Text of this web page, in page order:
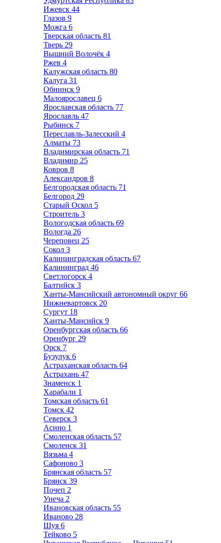
Ижевск 44
Глазов 9
Можга 6
Тверская область 81
Тверь 29
Вышний Волочёк 4
Ржев 4
Калужская область 80
Калуга 31
Обнинск 9
Малоярославец 6
Ярославская область 77
Ярославль 47
Рыбинск 7
Переславль-Залесский 4
Алматы 73
Владимирская область 71
Владимир 25
Ковров 8
Александров 8
Белгородская область 71
Белгород 29
Старый Оскол 5
Строитель 3
Вологодская область 69
Вологда 26
Череповец 25
Сокол 3
Калининградская область 67
Калининград 46
Светлогорск 4
Балтийск 3
Ханты-Мансийский автономный округ 66
Нижневартовск 20
Сургут 18
Ханты-Мансийск 9
Оренбургская область 66
Оренбург 29
Орск 7
Бузулук 6
Астраханская область 64
Астрахань 47
Знаменск 1
Харабали 1
Томская область 61
Томск 42
Северск 3
Асино 1
Смоленская область 57
Смоленск 31
Вязьма 4
Сафоново 3
Брянская область 57
Брянск 39
Почеп 2
Унеча 2
Ивановская область 55
Иваново 28
Шуя 6
Тейково 5